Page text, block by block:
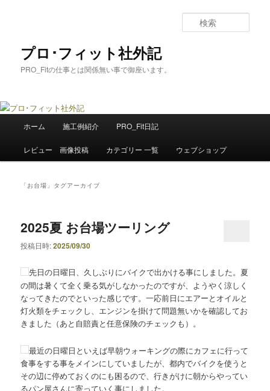
へ
移
プロ･フィット社外記
PRO_Fitの仕事とは関係無い事で御座います。
索
メ
ホーム 施工例紹介 PRO_Fit日記
レビュー 画像投稿 カテゴリー 一覧 ウェブショップ
「 お台場 」タグアーカイブ
2025夏 お台場ツーリング
投稿日時:2025/09/30
先日の日曜日、久しぶりにバイクで出かける事にしました。夏
の間は暑くて全く乗る気がしなかったのですが、ようやく涼しく
なってきたのでといった感じです。一応前日にエアーとオイルと
灯火類をチェックし、エンジンを掛けて問題無いかを確認してお
きました（あと自賠責と任意保険のチェックも）。
最近の日曜日といえば早朝ウォーキングの際にカフェに行って
食事をする事をメインにしていましたが、都内でバイクを使うと
その辺に停めておくのにも困るので、行きがけに朝からやってい
るパン屋さんに寄っていく事にしました。